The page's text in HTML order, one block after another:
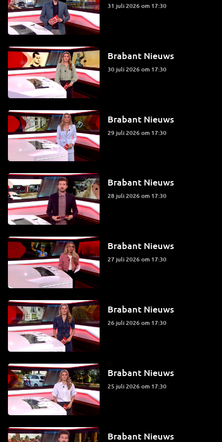
31 juli 2026 om 17:30
Brabant Nieuws
30 juli 2026 om 17:30
Brabant Nieuws
29 juli 2026 om 17:30
Brabant Nieuws
28 juli 2026 om 17:30
Brabant Nieuws
27 juli 2026 om 17:30
Brabant Nieuws
26 juli 2026 om 17:30
Brabant Nieuws
25 juli 2026 om 17:30
Brabant Nieuws